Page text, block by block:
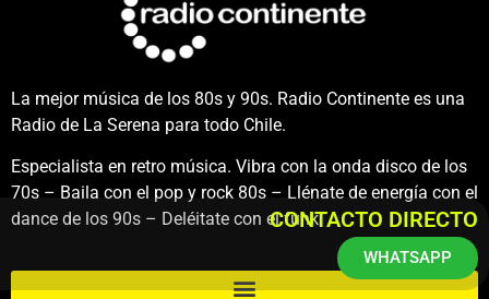
La mejor música de los 80s y 90s. Radio Continente es una
Radio de La Serena para todo Chile.
Especialista en retro música. Vibra con la onda disco de los
70s – Baila con el pop y rock 80s – Llénate de energía con el
dance de los 90s – Deléitate con el funk.CONTACTO DIRECTO
WHATSAPP